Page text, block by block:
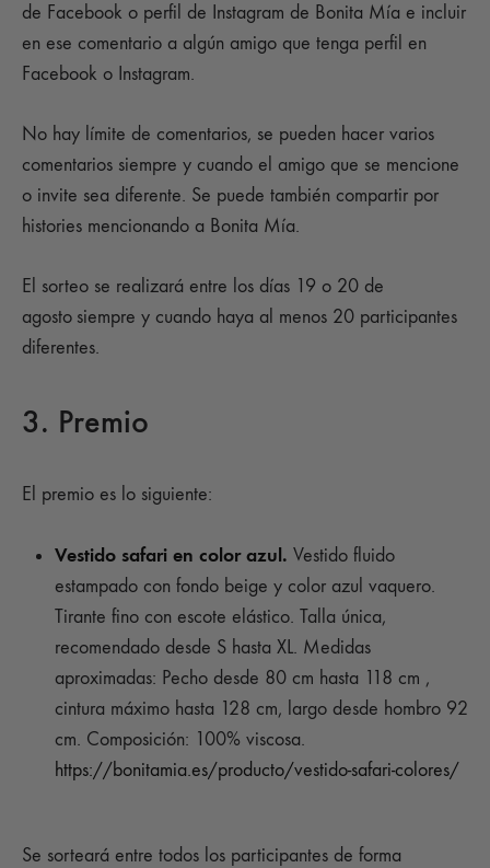
de Facebook o perfil de Instagram de Bonita Mía e incluir
en ese comentario a algún amigo que tenga perfil en
Facebook o Instagram.
No hay límite de comentarios, se pueden hacer varios
comentarios siempre y cuando el amigo que se mencione
o invite sea diferente. Se puede también compartir por
histories mencionando a Bonita Mía.
El sorteo se realizará entre los días 19 o 20 de
agosto siempre y cuando haya al menos 20 participantes
diferentes.
3. Premio
El premio es lo siguiente:
Vestido safari en color azul. Vestido fluido
estampado con fondo beige y color azul vaquero.
Tirante fino con escote elástico. Talla única,
recomendado desde S hasta XL. Medidas
aproximadas: Pecho desde 80 cm hasta 118 cm ,
cintura máximo hasta 128 cm, largo desde hombro 92
cm. Composición: 100% viscosa.
https://bonitamia.es/producto/vestido-safari-colores/
Se sorteará entre todos los participantes de forma